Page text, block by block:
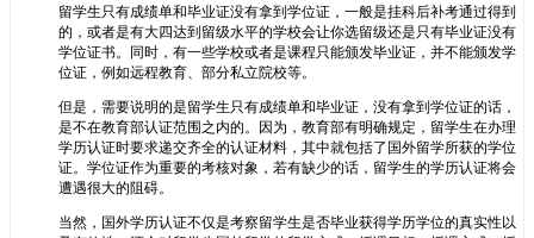
留学生只有成绩单和毕业证没有拿到学位证，一般是挂科后补考通过得到
的，或者是有大四达到留级水平的学校会让你选留级还是只有毕业证没有
学位证书。同时，有一些学校或者是课程只能颁发毕业证，并不能颁发学
位证，例如远程教育、部分私立院校等。
但是，需要说明的是留学生只有成绩单和毕业证，没有拿到学位证的话，
是不在教育部认证范围之内的。因为，教育部有明确规定，留学生在办理
学历认证时要求递交齐全的认证材料，其中就包括了国外留学所获的学位
证。学位证作为重要的考核对象，若有缺少的话，留学生的学历认证将会
遭遇很大的阻碍。
当然，国外学历认证不仅是考察留学生是否毕业获得学历学位的真实性以